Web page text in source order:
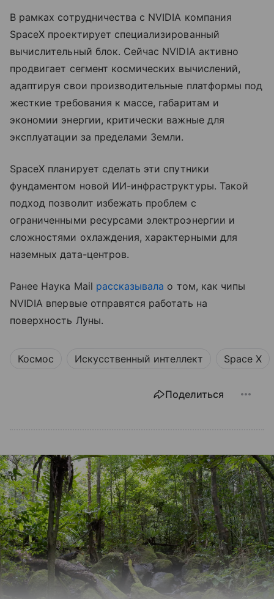
В рамках сотрудничества с NVIDIA компания
SpaceX проектирует специализированный
вычислительный блок. Сейчас NVIDIA активно
продвигает сегмент космических вычислений,
адаптируя свои производительные платформы под
жесткие требования к массе, габаритам и
экономии энергии, критически важные для
эксплуатации за пределами Земли.
SpaceX планирует сделать эти спутники
фундаментом новой ИИ-инфраструктуры. Такой
подход позволит избежать проблем с
ограниченными ресурсами электроэнергии и
сложностями охлаждения, характерными для
наземных дата-центров.
Ранее Наука Mail рассказывала о том, как чипы
NVIDIA впервые отправятся работать на
поверхность Луны.
Космос Искусственный интеллект Space X
Поделиться